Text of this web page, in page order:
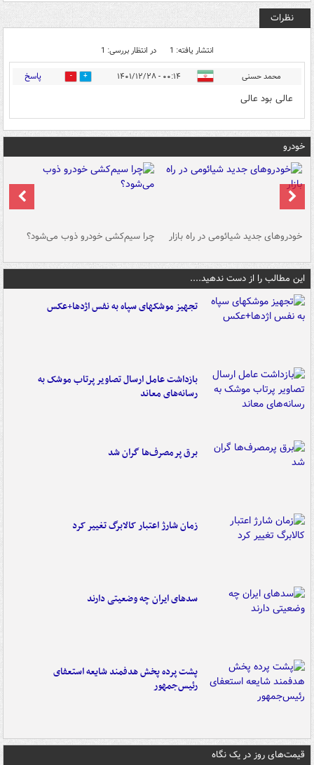
نظرات
انتشار یافته: 1 در انتظار بررسی: 1
محمد حسنی ۰۰:۱۴ - ۱۴۰۱/۱۲/۲۸ 0 پاسخ
عالی بود عالی
خودرو
خودروهای جدید شیائومی در راه بازار چرا سیم‌کشی خودرو ذوب می‌شود؟
این مطالب را از دست ندهید....
تجهیز موشکهای سپاه به نفس اژدها+عکس
بازداشت عامل ارسال تصاویر پرتاب موشک به
رسانه‌های معاند
برق پرمصرف‌ها گران شد
زمان شارژ اعتبار کالابرگ تغییر کرد
سدهای ایران چه وضعیتی دارند
پشت پرده پخش هدفمند شایعه استعفای
رئیس‌جمهور
قیمت‌های روز در یک نگاه